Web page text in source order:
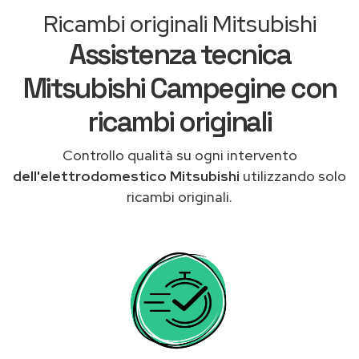
Ricambi originali Mitsubishi
Assistenza tecnica
Mitsubishi Campegine con
ricambi originali
Controllo qualità su ogni intervento
dell'elettrodomestico Mitsubishi utilizzando solo
ricambi originali.